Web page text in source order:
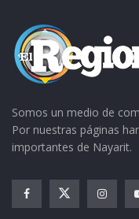
Somos un medio de
Por nuestras páginas
importantes de Nayarit.